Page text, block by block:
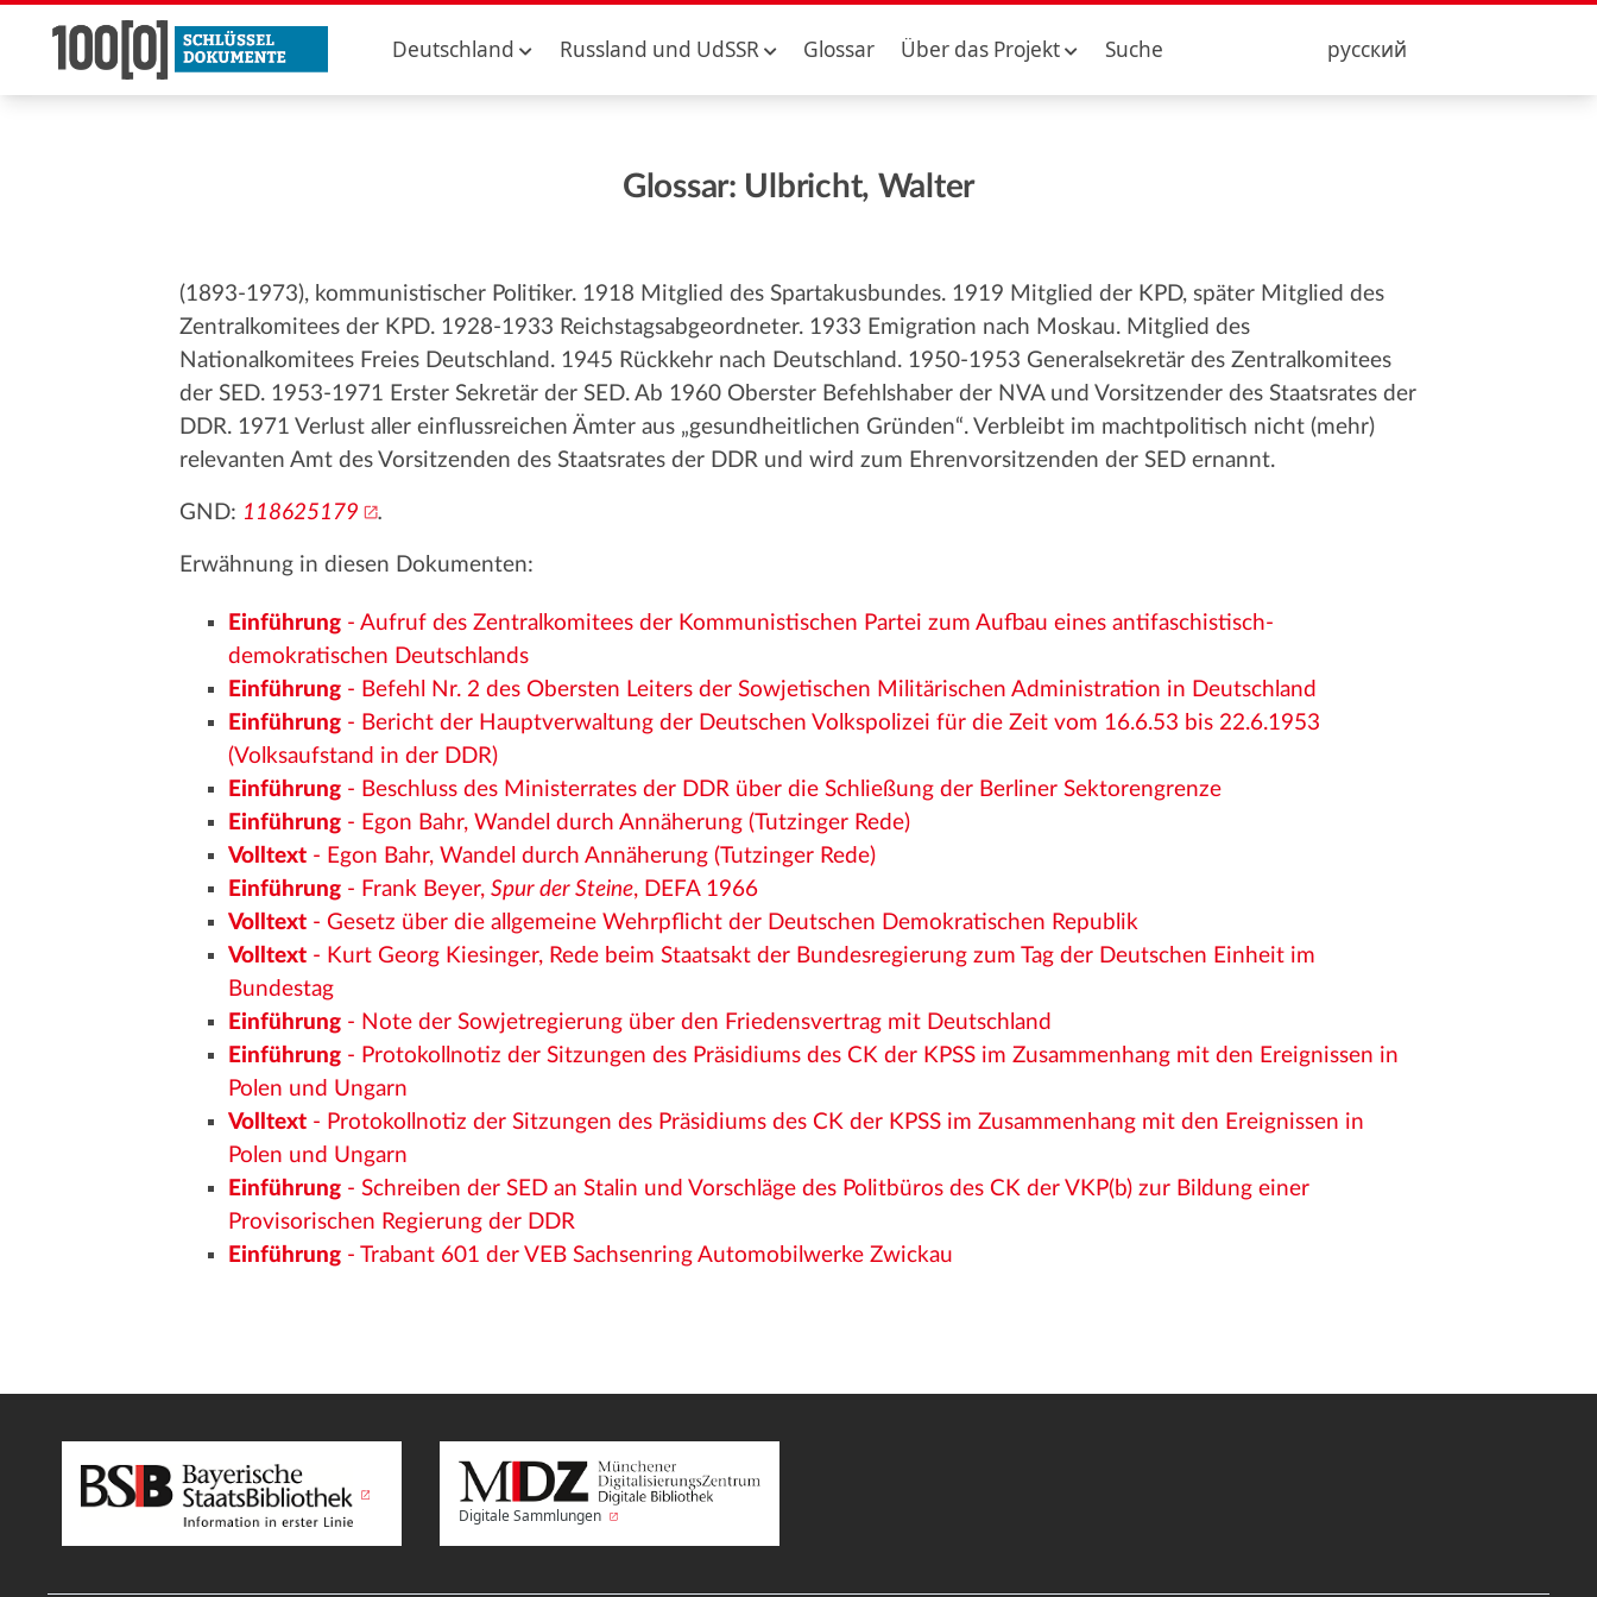
Deutschland Russland und UdSSR Glossar Über das Projekt Suche русский
Glossar: Ulbricht, Walter
(1893-1973), kommunistischer Politiker. 1918 Mitglied des Spartakusbundes. 1919 Mitglied der KPD, später Mitglied des
Zentralkomitees der KPD. 1928-1933 Reichstagsabgeordneter. 1933 Emigration nach Moskau. Mitglied des
Nationalkomitees Freies Deutschland. 1945 Rückkehr nach Deutschland. 1950-1953 Generalsekretär des Zentralkomitees
der SED. 1953-1971 Erster Sekretär der SED. Ab 1960 Oberster Befehlshaber der NVA und Vorsitzender des Staatsrates der
DDR. 1971 Verlust aller einflussreichen Ämter aus „gesundheitlichen Gründen“. Verbleibt im machtpolitisch nicht (mehr)
relevanten Amt des Vorsitzenden des Staatsrates der DDR und wird zum Ehrenvorsitzenden der SED ernannt.
GND: 118625179 .
Erwähnung in diesen Dokumenten:
Einführung - Aufruf des Zentralkomitees der Kommunistischen Partei zum Aufbau eines antifaschistisch-
demokratischen Deutschlands
Einführung - Befehl Nr. 2 des Obersten Leiters der Sowjetischen Militärischen Administration in Deutschland
Einführung - Bericht der Hauptverwaltung der Deutschen Volkspolizei für die Zeit vom 16.6.53 bis 22.6.1953
(Volksaufstand in der DDR)
Einführung - Beschluss des Ministerrates der DDR über die Schließung der Berliner Sektorengrenze
Einführung - Egon Bahr, Wandel durch Annäherung (Tutzinger Rede)
Volltext - Egon Bahr, Wandel durch Annäherung (Tutzinger Rede)
Einführung - Frank Beyer,Spur der Steine, DEFA 1966
Volltext - Gesetz über die allgemeine Wehrpflicht der Deutschen Demokratischen Republik
Volltext - Kurt Georg Kiesinger, Rede beim Staatsakt der Bundesregierung zum Tag der Deutschen Einheit im
Bundestag
Einführung - Note der Sowjetregierung über den Friedensvertrag mit Deutschland
Einführung - Protokollnotiz der Sitzungen des Präsidiums des CK der KPSS im Zusammenhang mit den Ereignissen in
Polen und Ungarn
Volltext - Protokollnotiz der Sitzungen des Präsidiums des CK der KPSS im Zusammenhang mit den Ereignissen in
Polen und Ungarn
Einführung - Schreiben der SED an Stalin und Vorschläge des Politbüros des CK der VKP(b) zur Bildung einer
Provisorischen Regierung der DDR
Einführung - Trabant 601 der VEB Sachsenring Automobilwerke Zwickau
Digitale Sammlungen